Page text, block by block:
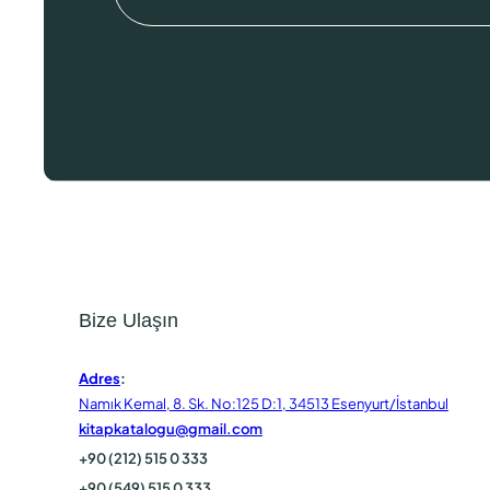
Bize Ulaşın
Adres:
Namık Kemal, 8. Sk. No:125 D:1, 34513 Esenyurt/İstanbul
kitapkatalogu@gmail.com
+90 (212) 515 0 333